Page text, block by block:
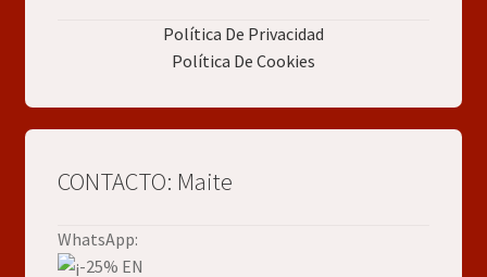
Política De Privacidad
Política De Cookies
CONTACTO: Maite
WhatsApp: